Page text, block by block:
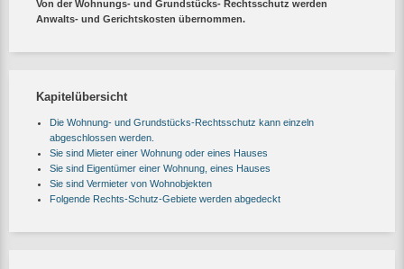
Von der Wohnungs- und Grundstücks- Rechtsschutz werden
Anwalts- und Gerichtskosten übernommen.
Kapitelübersicht
Die Wohnung- und Grundstücks-Rechtsschutz kann einzeln
abgeschlossen werden.
Sie sind Mieter einer Wohnung oder eines Hauses
Sie sind Eigentümer einer Wohnung, eines Hauses
Sie sind Vermieter von Wohnobjekten
Folgende Rechts-Schutz-Gebiete werden abgedeckt